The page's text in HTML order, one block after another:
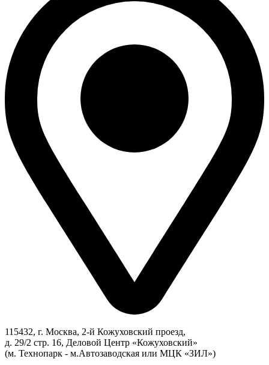
115432, г. Москва, 2-й Кожуховский проезд,
д. 29/2 стр. 16, Деловой Центр «Кожуховский»
(м. Технопарк - м.Автозаводская или МЦК «ЗИЛ»)